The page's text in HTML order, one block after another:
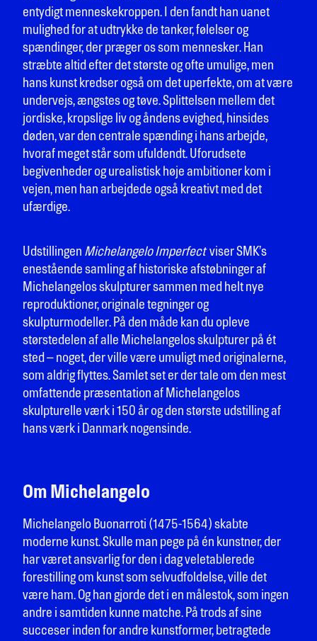
entydigt menneskekroppen. I den fandt han uanet
mulighed for at udtrykke de tanker, følelser og
spændinger, der præger os som mennesker. Han
stræbte altid efter det største og ofte umulige, men
hans kunst kredser også om det uperfekte, om at være
undervejs, ængstes og tøve. Splittelsen mellem det
jordiske, kropslige liv og åndens evighed, hinsides
døden, var den centrale spænding i hans arbejde,
hvoraf meget står som ufuldendt. Uforudsete
begivenheder og urealistisk høje ambitioner kom i
vejen, men han arbejdede også kreativt med det
ufærdige.
Udstillingen Michelangelo Imperfectviser SMK’s
enestående samling af historiske afstøbninger af
Michelangelos skulpturer sammen med helt nye
reproduktioner, originale tegninger og
skulpturmodeller. På den måde kan du opleve
størstedelen af alle Michelangelos skulpturer på ét
sted – noget, der ville være umuligt med originalerne,
som aldrig flyttes. Samlet set er der tale om den mest
omfattende præsentation af Michelangelos
skulpturelle værk i 150 år og den største udstilling af
hans værk i Danmark nogensinde.
Om Michelangelo
Michelangelo Buonarroti (1475-1564) skabte
moderne kunst. Skulle man pege på én kunstner, der
har været ansvarlig for den i dag veletablerede
forestilling om kunst som selvudfoldelse, ville det
være ham. Og han gjorde det i en målestok, som ingen
andre i samtiden kunne matche. På trods af sine
succeser inden for andre kunstformer, betragtede